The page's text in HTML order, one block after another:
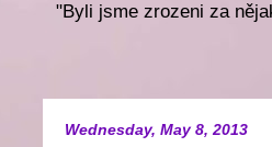
"Byli jsme zrozeni za
Wednesday, May 8, 2013